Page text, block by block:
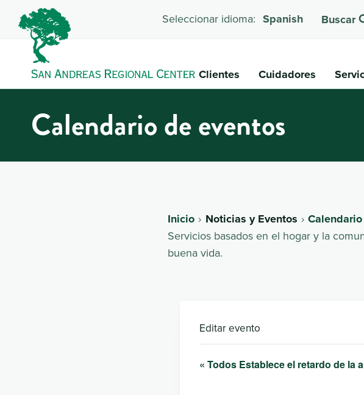
Seleccionar idioma: Spanish Buscar
Clientes Cuidadores
Calendario de eventos
Inicio Noticias y Eventos
Servicios basados en el hogar y la
buena vida.
Editar evento
« Todos Establece el retardo de la